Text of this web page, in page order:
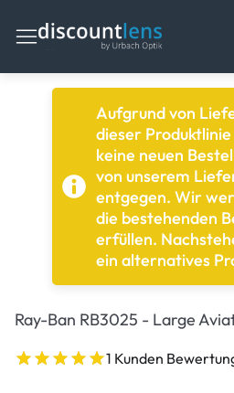
Aufgrund von
dieser
keine neuen
von unserem
entgegen. Wir
die bestehenden
erfüllen.
ein alternatives
Ray-Ban RB3025 - Large
1 Kunden